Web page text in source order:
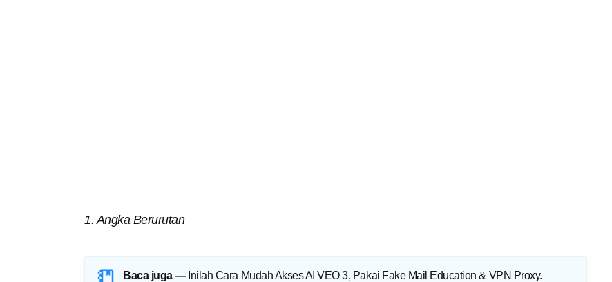
1. Angka Berurutan
Baca juga — Inilah Cara Mudah Akses AI VEO 3, Pakai Fake Mail Education & VPN Proxy.